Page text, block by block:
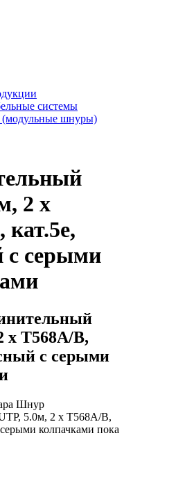
системы
(модульные шнуры)
2 x
кат.5е,
с серыми
x T568A/B,
с серыми
Шнур
5.0м, 2 x T568A/B,
колпачками пока